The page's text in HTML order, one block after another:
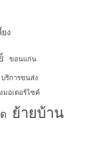
ง
ขอนแก่น
บริการขนส่ง
อเตอร์ไซค์
ย้ายบ้าน